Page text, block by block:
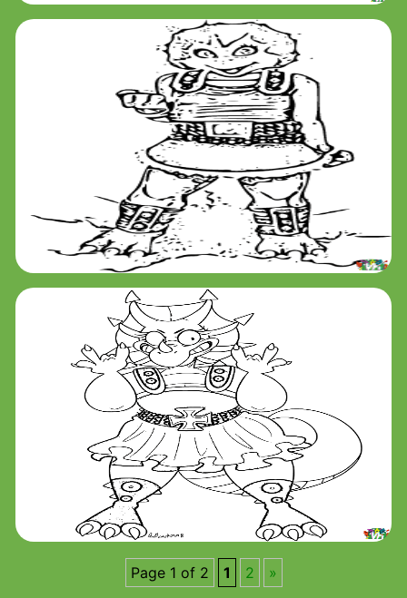
Page 1 of 2 1 2 »